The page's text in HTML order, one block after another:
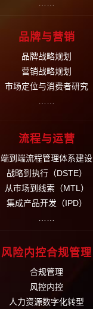
……
品牌与营销
品牌战略规划
营销战略规划
市场定位与消费者研究
……
流程与运营
端到端流程管理体系建设
战略到执行（DSTE）
从市场到线索（MTL）
集成产品开发（IPD）
……
风险内控合规管理
合规管理
风控内控
人力资源数字化转型